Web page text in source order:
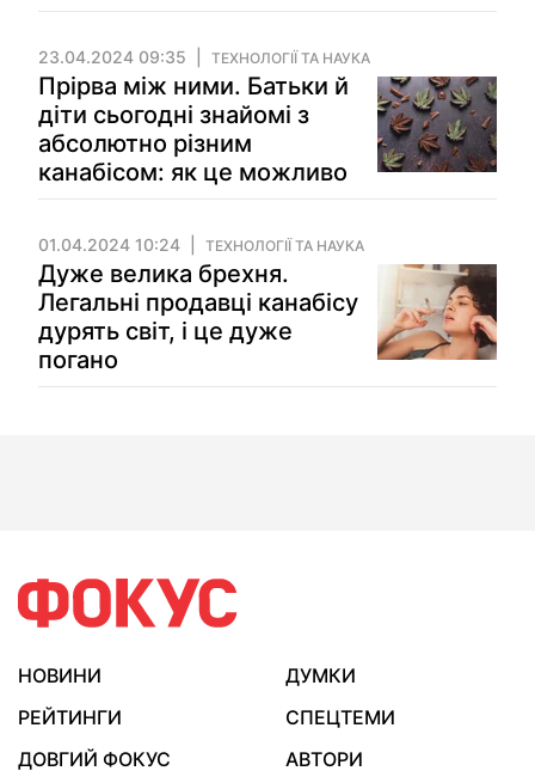
23.04.2024 09:35 ТЕХНОЛОГІЇ ТА НАУКА
Прірва між ними. Батьки й
діти сьогодні знайомі з
абсолютно різним
канабісом: як це можливо
01.04.2024 10:24 ТЕХНОЛОГІЇ ТА НАУКА
Дуже велика брехня.
Легальні продавці канабісу
дурять світ, і це дуже
погано
НОВИНИ
ДУМКИ
РЕЙТИНГИ
СПЕЦТЕМИ
ДОВГИЙ ФОКУС
АВТОРИ